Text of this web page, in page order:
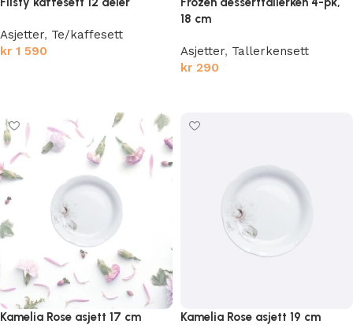
Asjetter, Te/kaffesett
kr 1 590
18 cm
Asjetter, Tallerkensett
kr 290
Kamelia Rose asjett 17 cm Kamelia Rose asjett 19 cm